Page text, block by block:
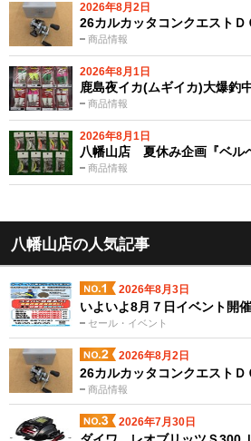
2026年8月2日
商品情報
26カルカッタコンクエストＤ
2026年8月1日
商品情報
鹿島夜イカ(ムギイカ)大爆釣
2026年8月1日
商品情報
八幡山店 夏休み企画『ベル
八幡山店の人気記事
2026年8月3日
セール・イベント
いよいよ8月７日イベント開催
2026年8月2日
商品情報
26カルカッタコンクエストＤ
2026年7月30日